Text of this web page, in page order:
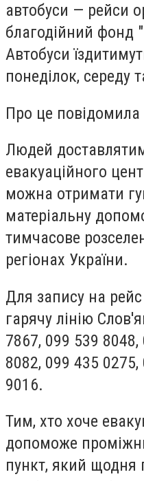
автобуси — рейси
благодійний фонд
Автобуси
понеділок, середу
Про це
Людей
евакуаційного
можна отримати
матеріальну
тимчасове
регіонах України.
Для запису на рейс
гарячу лінію
7867, 099 539
8082, 099 435
9016.
Тим, хто хоче
допоможе
пункт, який щодня